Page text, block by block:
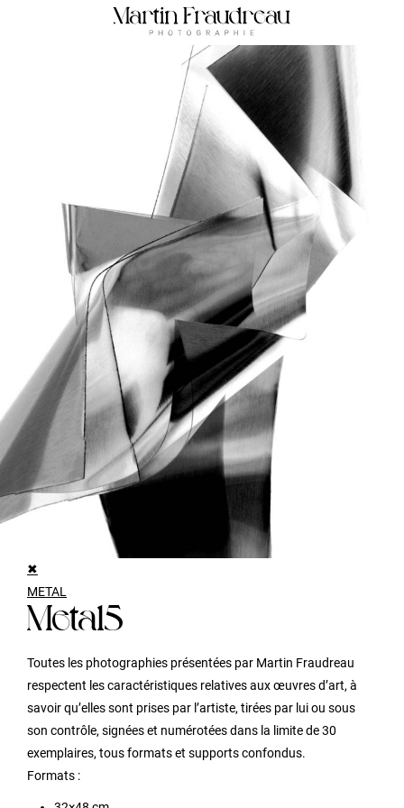
✖
METAL
Metal5
Toutes les photographies présentées par Martin Fraudreau
respectent les caractéristiques relatives aux œuvres d’art, à
savoir qu’elles sont prises par l’artiste, tirées par lui ou sous
son contrôle, signées et numérotées dans la limite de 30
exemplaires, tous formats et supports confondus.
Formats :